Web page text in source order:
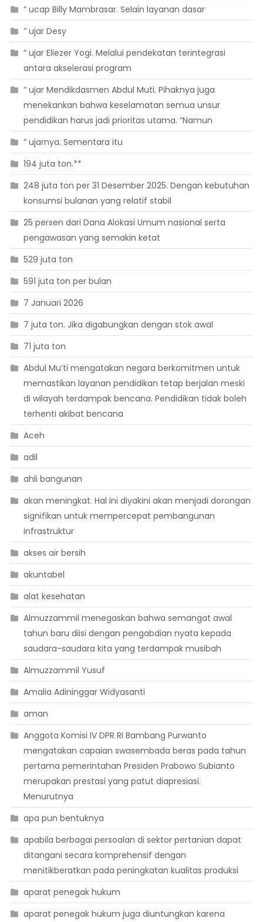
” ucap Billy Mambrasar. Selain layanan dasar
” ujar Desy
” ujar Eliezer Yogi. Melalui pendekatan terintegrasi
antara akselerasi program
” ujar Mendikdasmen Abdul Muti. Pihaknya juga
menekankan bahwa keselamatan semua unsur
pendidikan harus jadi prioritas utama. “Namun
” ujarnya. Sementara itu
194 juta ton.**
248 juta ton per 31 Desember 2025. Dengan kebutuhan
konsumsi bulanan yang relatif stabil
25 persen dari Dana Alokasi Umum nasional serta
pengawasan yang semakin ketat
529 juta ton
591 juta ton per bulan
7 Januari 2026
7 juta ton. Jika digabungkan dengan stok awal
71 juta ton
Abdul Mu’ti mengatakan negara berkomitmen untuk
memastikan layanan pendidikan tetap berjalan meski
di wilayah terdampak bencana. Pendidikan tidak boleh
terhenti akibat bencana
Aceh
adil
ahli bangunan
akan meningkat. Hal ini diyakini akan menjadi dorongan
signifikan untuk mempercepat pembangunan
infrastruktur
akses air bersih
akuntabel
alat kesehatan
Almuzzammil menegaskan bahwa semangat awal
tahun baru diisi dengan pengabdian nyata kepada
saudara-saudara kita yang terdampak musibah
Almuzzammil Yusuf
Amalia Adininggar Widyasanti
aman
Anggota Komisi IV DPR RI Bambang Purwanto
mengatakan capaian swasembada beras pada tahun
pertama pemerintahan Presiden Prabowo Subianto
merupakan prestasi yang patut diapresiasi.
Menurutnya
apa pun bentuknya
apabila berbagai persoalan di sektor pertanian dapat
ditangani secara komprehensif dengan
menitikberatkan pada peningkatan kualitas produksi
aparat penegak hukum
aparat penegak hukum juga diuntungkan karena